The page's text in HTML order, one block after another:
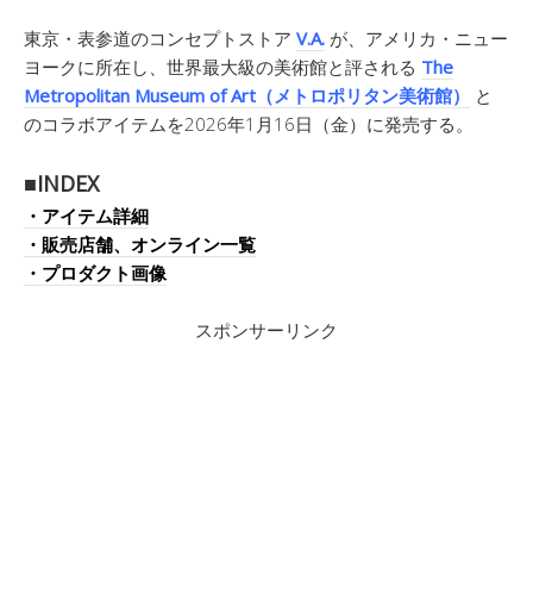
東京・表参道のコンセプトストア V.A. が、アメリカ・ニュー
ヨークに所在し、世界最大級の美術館と評される The
Metropolitan Museum of Art（メトロポリタン美術館）
と
のコラボアイテムを2026年1月16日（金）に発売する。
■INDEX
・アイテム詳細
・販売店舗、オンライン一覧
・プロダクト画像
スポンサーリンク